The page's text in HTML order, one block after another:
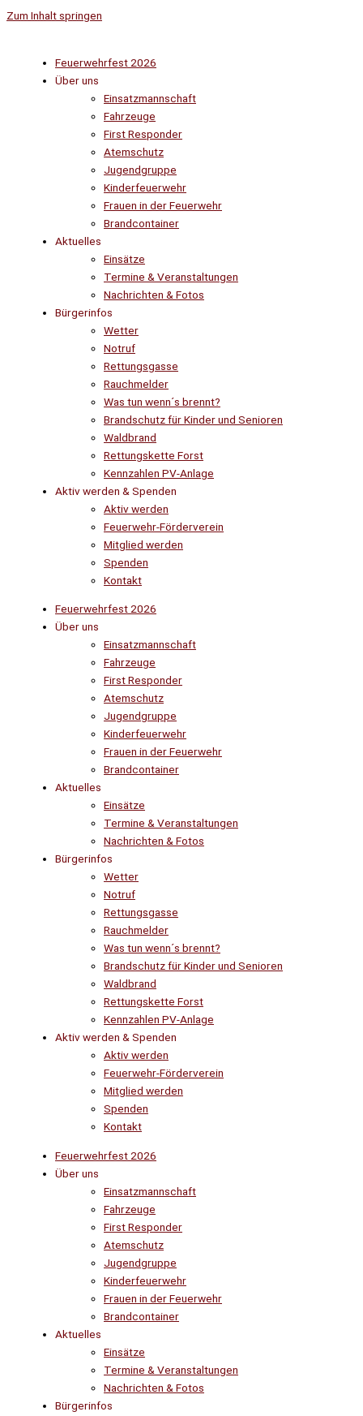
Zum Inhalt springen
Feuerwehrfest 2026
Über uns
Einsatzmannschaft
Fahrzeuge
First Responder
Atemschutz
Jugendgruppe
Kinderfeuerwehr
Frauen in der Feuerwehr
Brandcontainer
Aktuelles
Einsätze
Termine & Veranstaltungen
Nachrichten & Fotos
Bürgerinfos
Wetter
Notruf
Rettungsgasse
Rauchmelder
Was tun wenn´s brennt?
Brandschutz für Kinder und Senioren
Waldbrand
Rettungskette Forst
Kennzahlen PV-Anlage
Aktiv werden & Spenden
Aktiv werden
Feuerwehr-Förderverein
Mitglied werden
Spenden
Kontakt
Feuerwehrfest 2026
Über uns
Einsatzmannschaft
Fahrzeuge
First Responder
Atemschutz
Jugendgruppe
Kinderfeuerwehr
Frauen in der Feuerwehr
Brandcontainer
Aktuelles
Einsätze
Termine & Veranstaltungen
Nachrichten & Fotos
Bürgerinfos
Wetter
Notruf
Rettungsgasse
Rauchmelder
Was tun wenn´s brennt?
Brandschutz für Kinder und Senioren
Waldbrand
Rettungskette Forst
Kennzahlen PV-Anlage
Aktiv werden & Spenden
Aktiv werden
Feuerwehr-Förderverein
Mitglied werden
Spenden
Kontakt
Feuerwehrfest 2026
Über uns
Einsatzmannschaft
Fahrzeuge
First Responder
Atemschutz
Jugendgruppe
Kinderfeuerwehr
Frauen in der Feuerwehr
Brandcontainer
Aktuelles
Einsätze
Termine & Veranstaltungen
Nachrichten & Fotos
Bürgerinfos